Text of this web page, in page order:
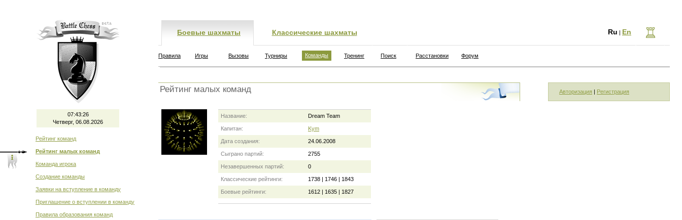
07:43:26
Четверг, 06.08.2026
Рейтинг команд
Рейтинг малых команд
Команда игрока
Создание команды
Заявки на вступление в команду
Приглашение о вступлении в команду
Правила образования команд
Боевые шахматы Классические шахматы Ru | En
Правила Игры Вызовы Турниры Команды Тренинг Поиск Расстановки Форум
Рейтинг малых команд Авторизация | Регистрация
Название: Dream Team
Капитан: Kym
Дата создания: 24.06.2008
Сыграно партий: 2755
Незавершенных партий: 0
Классические рейтинги: 1738 | 1746 | 1843
Боевые рейтинги: 1612 | 1635 | 1827